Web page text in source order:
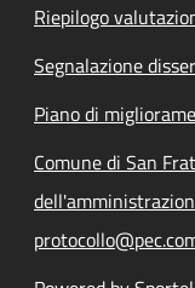
Riepilogo
Segnalazione
Piano di
Comune di San